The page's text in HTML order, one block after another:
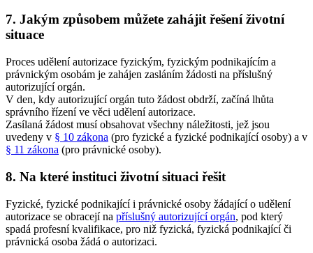
7. Jakým způsobem můžete zahájit řešení životní
situace
Proces udělení autorizace fyzickým, fyzickým podnikajícím a
právnickým osobám je zahájen zasláním žádosti na příslušný
autorizující orgán.
V den, kdy autorizující orgán tuto žádost obdrží, začíná lhůta
správního řízení ve věci udělení autorizace.
Zasílaná žádost musí obsahovat všechny náležitosti, jež jsou
uvedeny v § 10 zákona (pro fyzické a fyzické podnikající osoby) a v
§ 11 zákona (pro právnické osoby).
8. Na které instituci životní situaci řešit
Fyzické, fyzické podnikající i právnické osoby žádající o udělení
autorizace se obracejí na příslušný autorizující orgán, pod který
spadá profesní kvalifikace, pro niž fyzická, fyzická podnikající či
právnická osoba žádá o autorizaci.